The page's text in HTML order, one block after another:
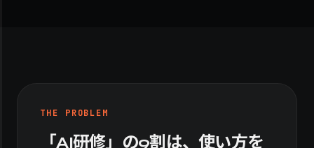
THE PROBLEM
「AI研修」の9割は、使い方を